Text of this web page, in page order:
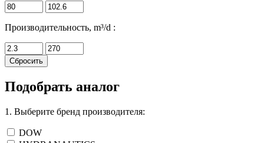
Производительность, m³/d :
Сбросить
Подобрать аналог
1. Выберите бренд производителя:
DOW